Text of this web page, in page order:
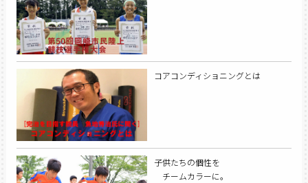
コアコンディショニングとは
子供たちの個性を
チームカラーに。